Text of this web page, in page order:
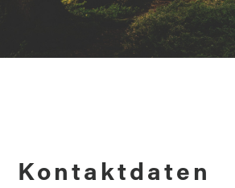
Kontaktdaten